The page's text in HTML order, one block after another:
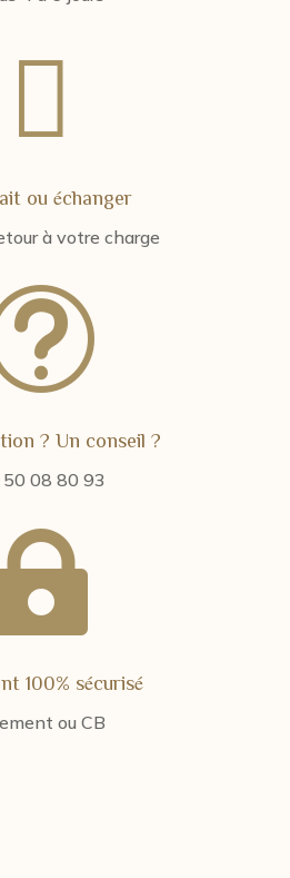

ou échanger
à votre charge
? Un conseil ?
08 80 93
100% sécurisé
ou CB